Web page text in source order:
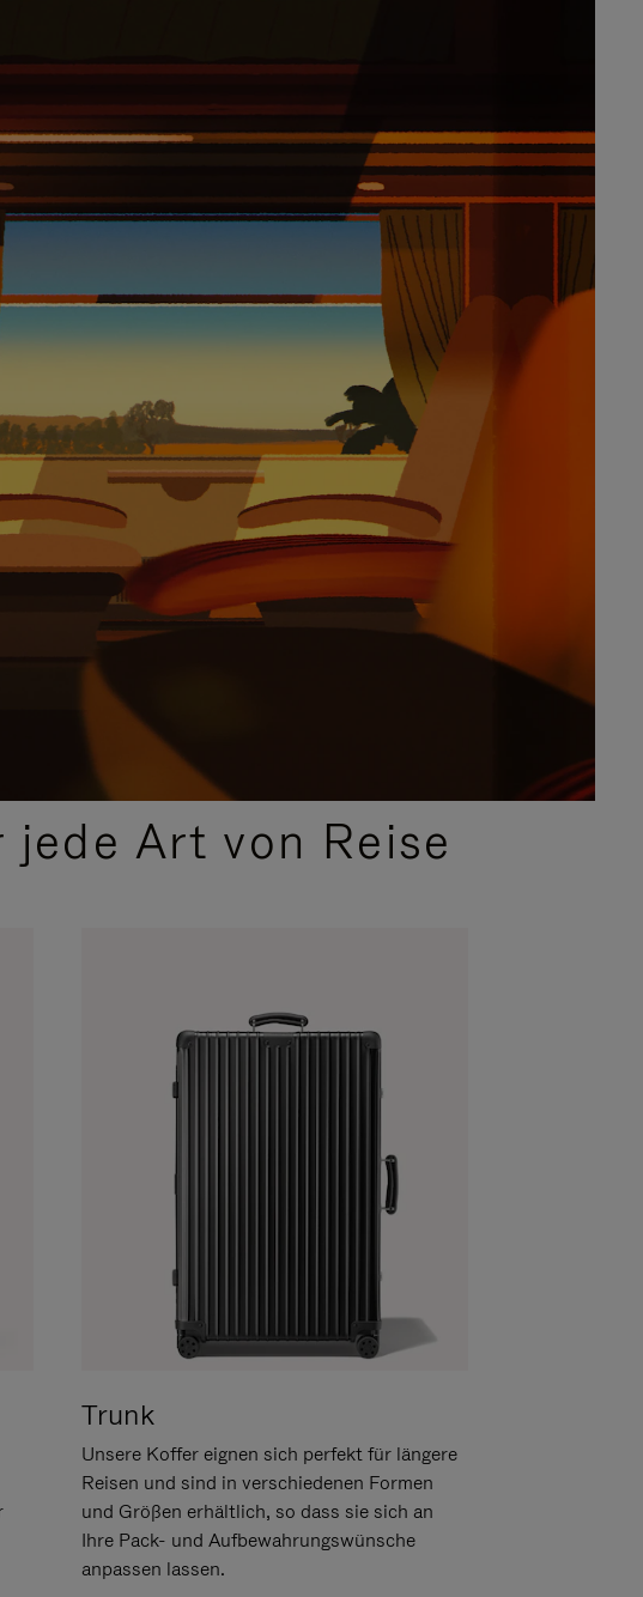
Art von Reise
Trunk
Unsere Koffer eignen sich perfekt für längere
Reisen und sind in verschiedenen Formen
und Größen erhältlich, so dass sie sich an
Ihre Pack- und Aufbewahrungswünsche
anpassen lassen.